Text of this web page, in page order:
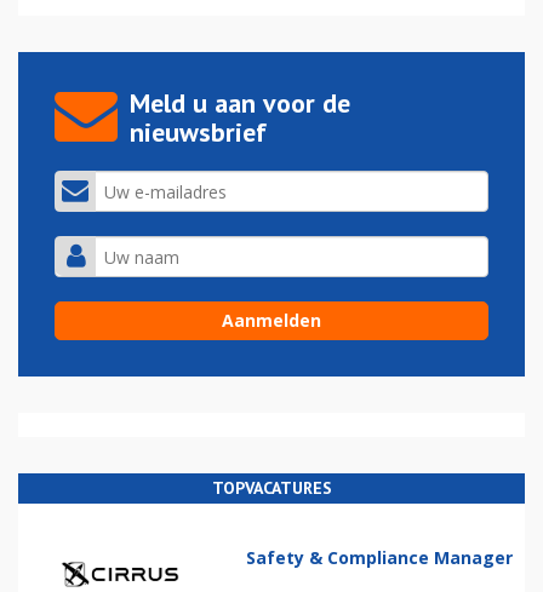
Meld u aan voor de
nieuwsbrief
TOPVACATURES
Safety & Compliance Manager